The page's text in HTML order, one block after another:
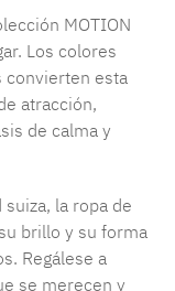
MOTION
Los colores
convierten esta
atracción,
de calma y
la ropa de
brillo y su forma
Regálese a
se merecen y